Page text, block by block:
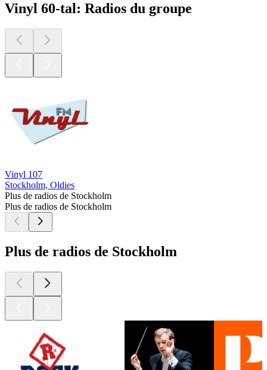
Vinyl 60-tal: Radios du groupe
Vinyl 107
Stockholm, Oldies
Plus de radios de Stockholm
Plus de radios de Stockholm
Plus de radios de Stockholm